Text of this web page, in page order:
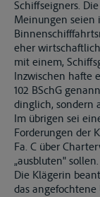
Schiffseigners.
Meinungen seien
eher
mit einem,
Inzwischen hafte
102 BSchG
dinglich, sondern
Im übrigen sei
Forderungen der
Fa. C über
„ausbluten" sollen.
Die Klägerin
das angefochtene